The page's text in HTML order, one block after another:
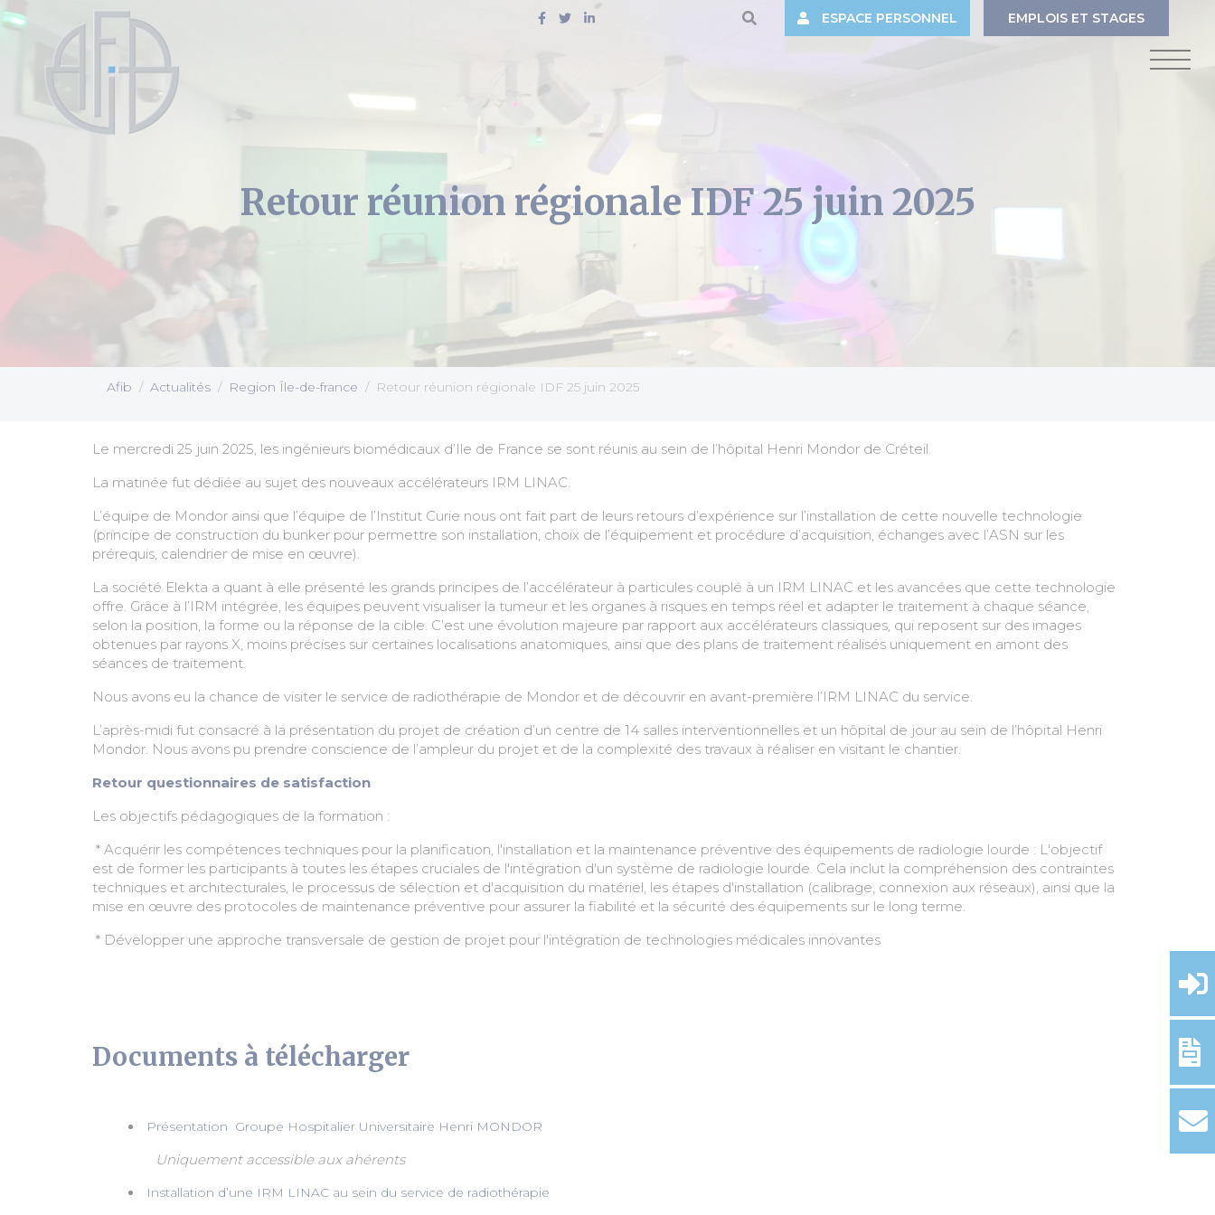
ESPACE PERSONNEL EMPLOIS ET STAGES
Retour réunion régionale IDF 25 juin 2025
Afib Actualités Region Île-de-france Retour réunion régionale IDF 25 juin 2025
Le mercredi 25 juin 2025, les ingénieurs biomédicaux d’Ile de France se sont réunis au sein de l’hôpital Henri Mondor de Créteil.
La matinée fut dédiée au sujet des nouveaux accélérateurs IRM LINAC.
L’équipe de Mondor ainsi que l’équipe de l’Institut Curie nous ont fait part de leurs retours d’expérience sur l’installation de cette nouvelle technologie
(principe de construction du bunker pour permettre son installation, choix de l’équipement et procédure d’acquisition, échanges avec l’ASN sur les
prérequis, calendrier de mise en œuvre).
La société Elekta a quant à elle présenté les grands principes de l’accélérateur à particules couplé à un IRM LINAC et les avancées que cette technologie
offre. Grâce à l’IRM intégrée, les équipes peuvent visualiser la tumeur et les organes à risques en temps réel et adapter le traitement à chaque séance,
selon la position, la forme ou la réponse de la cible. C’est une évolution majeure par rapport aux accélérateurs classiques, qui reposent sur des images
obtenues par rayons X, moins précises sur certaines localisations anatomiques, ainsi que des plans de traitement réalisés uniquement en amont des
séances de traitement.
Nous avons eu la chance de visiter le service de radiothérapie de Mondor et de découvrir en avant-première l’IRM LINAC du service.
L’après-midi fut consacré à la présentation du projet de création d’un centre de 14 salles interventionnelles et un hôpital de jour au sein de l’hôpital Henri
Mondor. Nous avons pu prendre conscience de l’ampleur du projet et de la complexité des travaux à réaliser en visitant le chantier.
Retour questionnaires de satisfaction
Les objectifs pédagogiques de la formation :
* Acquérir les compétences techniques pour la planification, l'installation et la maintenance préventive des équipements de radiologie lourde : L'objectif
est de former les participants à toutes les étapes cruciales de l'intégration d'un système de radiologie lourde. Cela inclut la compréhension des contraintes
techniques et architecturales, le processus de sélection et d'acquisition du matériel, les étapes d'installation (calibrage, connexion aux réseaux), ainsi que la
mise en œuvre des protocoles de maintenance préventive pour assurer la fiabilité et la sécurité des équipements sur le long terme.
* Développer une approche transversale de gestion de projet pour l'intégration de technologies médicales innovantes
Documents à télécharger
Présentation ​ Groupe Hospitalier Universitaire Henri MONDOR
Uniquement accessible aux ahérents
Installation d’une IRM LINAC au sein du service de radiothérapie
Cookies management panel